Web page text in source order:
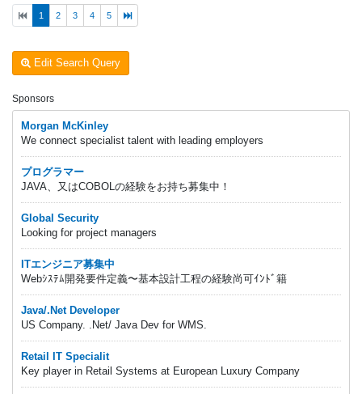
1 2 3 4 5
Edit Search Query
Sponsors
Morgan McKinley
We connect specialist talent with leading employers
プログラマー
JAVA、又はCOBOLの経験をお持ち募集中！
Global Security
Looking for project managers
ITエンジニア募集中
Webｼｽﾃﾑ開発要件定義〜基本設計工程の経験尚可ｲﾝﾄﾞ籍
Java/.Net Developer
US Company. .Net/ Java Dev for WMS.
Retail IT Specialit
Key player in Retail Systems at European Luxury Company